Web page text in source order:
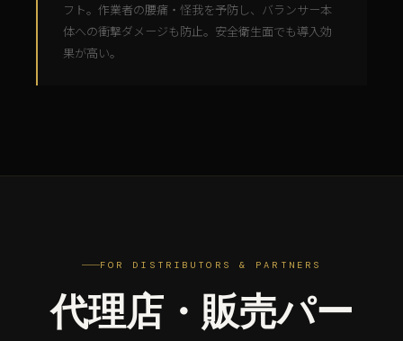
フト。作業者の腰痛・怪我を予防し、バランサー本
体への衝撃ダメージも防止。安全衛生面でも導入効
果が高い。
FOR DISTRIBUTORS & PARTNERS
代理店・販売パー